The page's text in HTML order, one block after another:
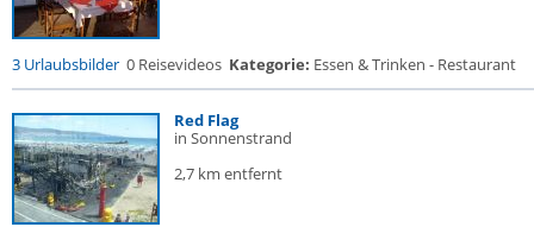
3 Urlaubsbilder 0 Reisevideos Kategorie: Essen & Trinken - Restaurant
Red Flag
in Sonnenstrand
2,7 km entfernt